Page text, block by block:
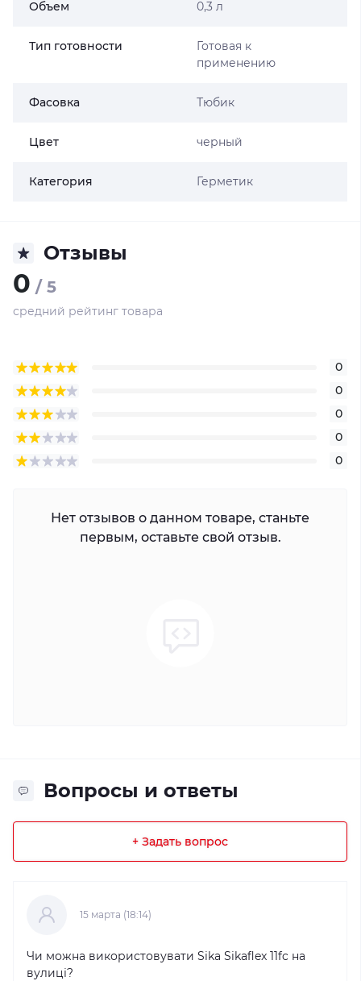
Объем 0,3 л
Тип готовности
Готовая к
применению
Фасовка Тюбик
Цвет черный
Категория Герметик
Отзывы
0 / 5
средний рейтинг товара
0
0
0
0
0
Нет отзывов о данном товаре, станьте
первым, оставьте свой отзыв.
Вопросы и ответы
+ Задать вопрос
15 марта (18:14)
Чи можна використовувати Sika Sikaflex 11fc на
вулиці?